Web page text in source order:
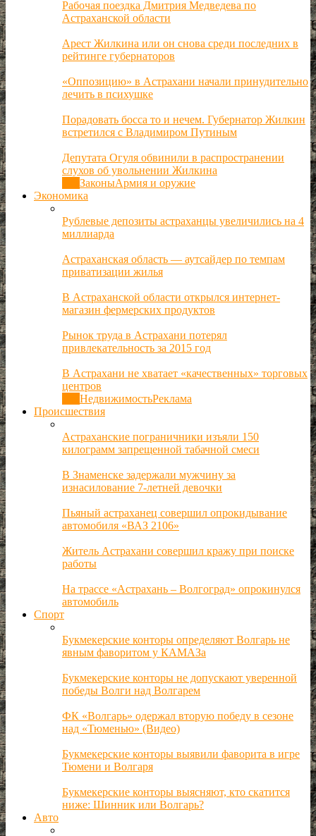
Рабочая поездка Дмитрия Медведева по
Астраханской области
Арест Жилкина или он снова среди последних в
рейтинге губернаторов
«Оппозицию» в Астрахани начали принудительно
лечить в психушке
Порадовать босса то и нечем. Губернатор Жилкин
встретился с Владимиром Путиным
Депутата Огуля обвинили в распространении
слухов об увольнении Жилкина
ЗаконыАрмия и оружие
Экономика
Рублевые депозиты астраханцы увеличились на 4
миллиарда
Астраханская область — аутсайдер по темпам
приватизации жилья
В Астраханской области открылся интернет-
магазин фермерских продуктов
Рынок труда в Астрахани потерял
привлекательность за 2015 год
В Астрахани не хватает «качественных» торговых
центров
НедвижимостьРеклама
Происшествия
Астраханские пограничники изъяли 150
килограмм запрещенной табачной смеси
В Знаменске задержали мужчину за
изнасилование 7-летней девочки
Пьяный астраханец совершил опрокидывание
автомобиля «ВАЗ 2106»
Житель Астрахани совершил кражу при поиске
работы
На трассе «Астрахань – Волгоград» опрокинулся
автомобиль
Спорт
Букмекерские конторы определяют Волгарь не
явным фаворитом у КАМАЗа
Букмекерские конторы не допускают уверенной
победы Волги над Волгарем
ФК «Волгарь» одержал вторую победу в сезоне
над «Тюменью» (Видео)
Букмекерские конторы выявили фаворита в игре
Тюмени и Волгаря
Букмекерские конторы выясняют, кто скатится
ниже: Шинник или Волгарь?
Авто